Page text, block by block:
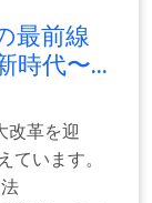
最前線
時代〜...
改革を迎
ています。